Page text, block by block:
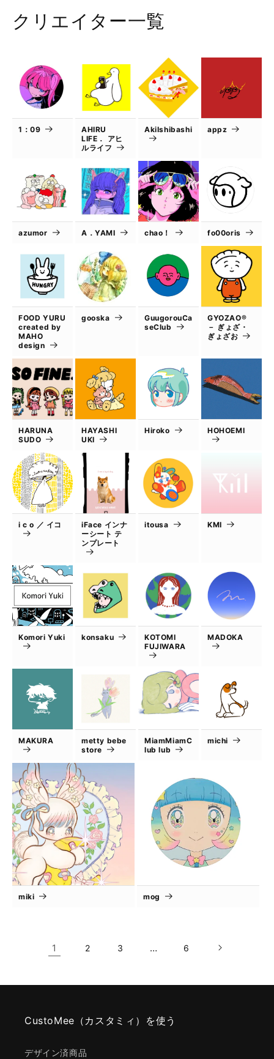
クリエイター一覧
1：09
AHIRU
LIFE． アヒ
ルライフ
AkiIshibashi appz
azumor A．YAMI chao！ fo00oris
FOOD YURU
created by
MAHO
design
gooska
GuugorouCa
seClub
GYOZAO®
－ ぎょざ・
ぎょざお
HARUNA
SUDO
HAYASHI
UKI
Hiroko HOHOEMI
i c o ／ イコ
iFace インナ
ーシート テ
ンプレート
itousa KMI
Komori Yuki konsaku
KOTOMI
FUJIWARA
MADOKA
MAKURA
metty bebe
store
MiamMiamC
lub lub
michi
miki mog
1 2 3 … 6
CustoMee（カスタミィ）を使う
デザイン済商品